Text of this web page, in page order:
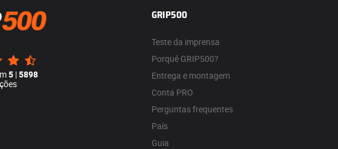
5|5898
GRIP500
Teste da imprensa
Porquê GRIP500?
Entrega e montagem
Conta PRO
Perguntas frequentes
País
Guia